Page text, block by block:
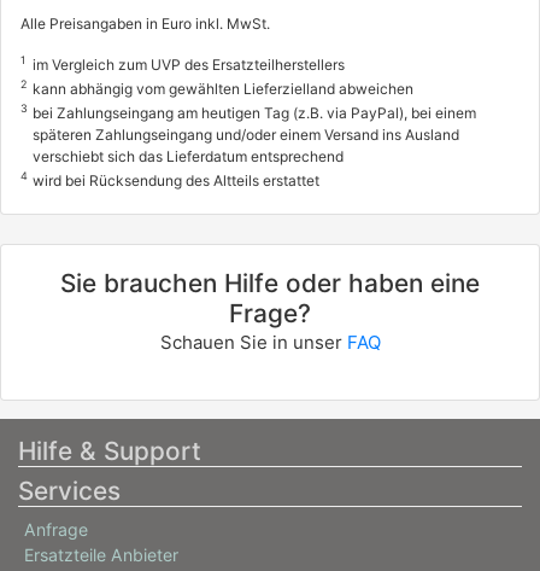
Alle Preisangaben in Euro inkl. MwSt.
1 im Vergleich zum UVP des Ersatzteilherstellers
2 kann abhängig vom gewählten Lieferzielland abweichen
3 bei Zahlungseingang am heutigen Tag (z.B. via PayPal), bei einem
späteren Zahlungseingang und/oder einem Versand ins Ausland
verschiebt sich das Lieferdatum entsprechend
4 wird bei Rücksendung des Altteils erstattet
Sie brauchen Hilfe oder haben eine
Frage?
Schauen Sie in unser FAQ
Hilfe & Support
Services
Anfrage
Ersatzteile Anbieter